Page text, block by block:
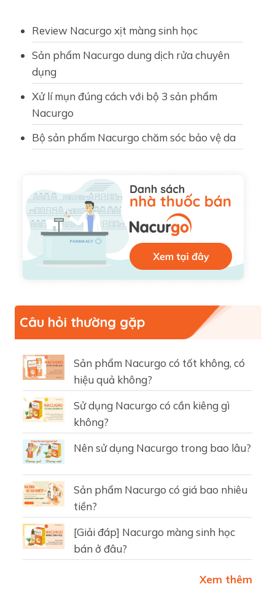
Review Nacurgo xịt màng sinh học
Sản phẩm Nacurgo dung dịch rửa chuyên
dụng
Xử lí mụn đúng cách với bộ 3 sản phẩm
Nacurgo
Bộ sản phẩm Nacurgo chăm sóc bảo vệ da
Câu hỏi thường gặp
Xem thêm
Sản phẩm Nacurgo có tốt không, có
hiệu quả không?
Sử dụng Nacurgo có cần kiêng gì
không?
Nên sử dụng Nacurgo trong bao lâu?
Sản phẩm Nacurgo có giá bao nhiêu
tiền?
[Giải đáp] Nacurgo màng sinh học
bán ở đâu?